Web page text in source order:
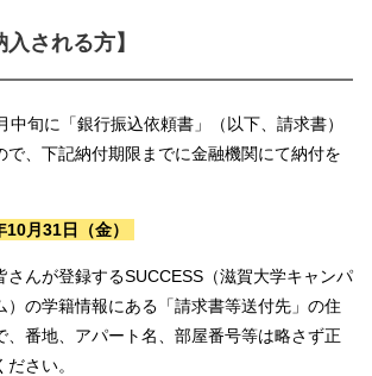
入される方】
中旬に「銀行振込依頼書」（以下、請求書）
で、下記納付期限までに金融機関にて納付を
月31日（金）
さんが登録するSUCCESS（滋賀大学キャンパ
）の学籍情報にある「請求書等送付先」の住
、番地、アパート名、部屋番号等は略さず正
さい。